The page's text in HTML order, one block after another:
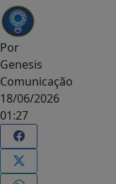
Por
Genesis
Comunicação
18/06/2026
01:27